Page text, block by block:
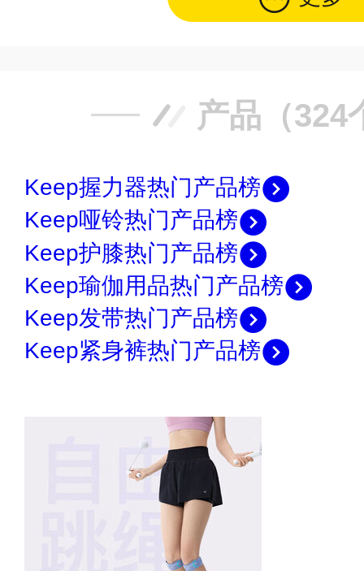
产品（324
Keep握力器热门产品榜
Keep哑铃热门产品榜
Keep护膝热门产品榜
Keep瑜伽用品热门产品榜
Keep发带热门产品榜
Keep紧身裤热门产品榜